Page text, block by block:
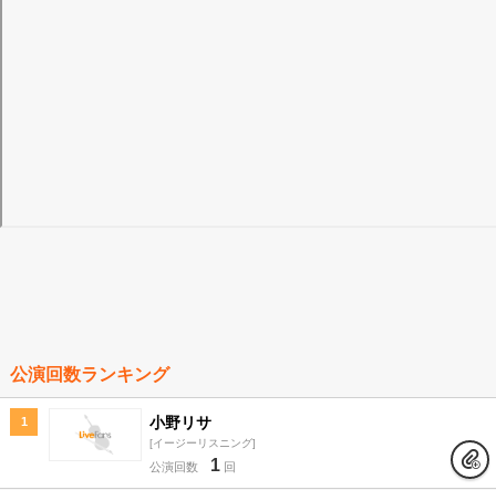
公演回数ランキング
1 小野リサ
イージーリスニング
公演回数 1 回